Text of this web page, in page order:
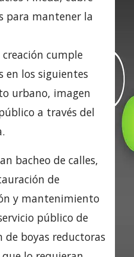
para mantener la
creación cumple
en los siguientes
urbano, imagen
a través del
bacheo de calles,
de
y mantenimiento
público de
de boyas reductoras